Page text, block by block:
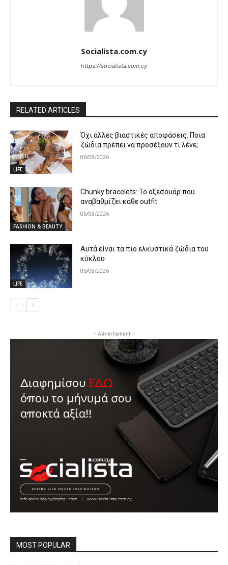
Socialista.com.cy
https://socialista.com.cy
RELATED ARTICLES
LIFE
Όχι άλλες βιαστικές αποφάσεις: Ποια
ζώδια πρέπει να προσέξουν τι λένε;
06/08/2026
FASHION & BEAUTY
Chunky bracelets: Το αξεσουάρ που
αναβαθμίζει κάθε outfit
05/08/2026
LIFE
Αυτά είναι τα πιο ελκυστικά ζώδια του
κύκλου
05/08/2026
- Advertisment -
MOST POPULAR